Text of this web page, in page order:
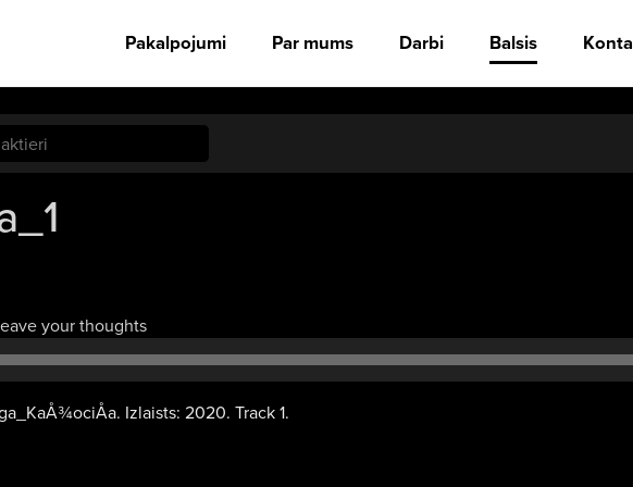
Pakalpojumi Par mums Darbi Balsis
your thoughtsAudio
atskaņotājs
Izlaists: 2020. Track 1.